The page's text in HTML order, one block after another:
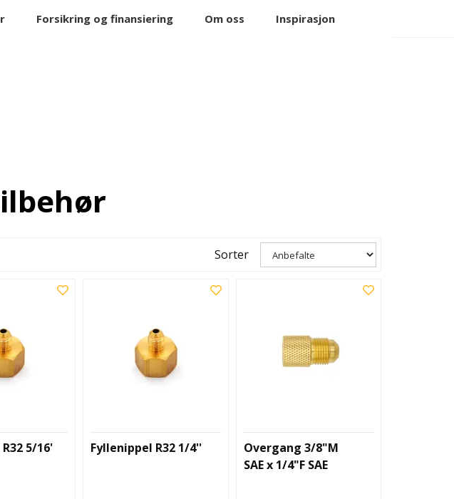
Min side Favoritter
Forsikring og finansiering Om oss Inspirasjon
Sorter
5/16'
Fyllenippel R32 1/4''
Overgang 3/8"M
SAE x 1/4"F SAE